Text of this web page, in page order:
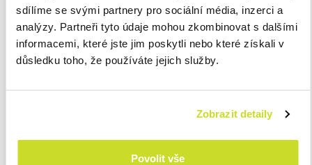
sdílíme se svými partnery pro sociální média, inzerci a
analýzy. Partneři tyto údaje mohou zkombinovat s dalšími
informacemi, které jste jim poskytli nebo které získali v
důsledku toho, že používáte jejich služby.
Zobrazit detaily
Povolit vše
Rodiče, kteří nemají nárok na přídavek na dítě, ale splňují
podmínky příjmu do jednoho milionu korun si budou moci
podat žádost o jednorázový příspěvek také, a to
kontaktních místech veřejné správy (Czech Point). Rodiče si
žádosti.